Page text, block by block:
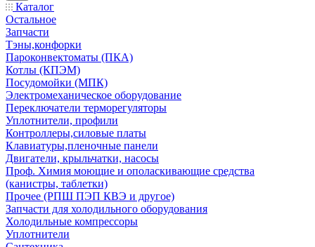
Каталог
Остальное
Запчасти
Тэны,конфорки
Пароконвектоматы (ПКА)
Котлы (КПЭМ)
Посудомойки (МПК)
Электромеханическое оборудование
Переключатели терморегуляторы
Уплотнители, профили
Контроллеры,силовые платы
Клавиатуры,пленочные панели
Двигатели, крыльчатки, насосы
Проф. Химия моющие и ополаскивающие средства
(канистры, таблетки)
Прочее (РПШ ПЭП КВЭ и другое)
Запчасти для холодильного оборудования
Холодильные компрессоры
Уплотнители